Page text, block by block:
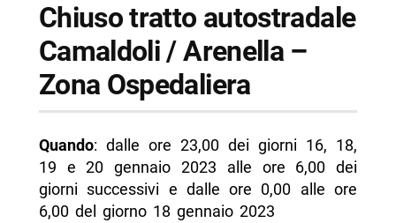
Chiuso tratto autostradale
Camaldoli / Arenella –
Zona Ospedaliera
Quando: dalle ore 23,00 dei giorni 16, 18,
19 e 20 gennaio 2023 alle ore 6,00 dei
giorni successivi e dalle ore 0,00 alle ore
6,00 del giorno 18 gennaio 2023